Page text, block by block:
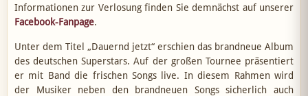
Informationen zur Verlosung finden Sie demnächst auf unserer
Facebook-Fanpage.
Unter dem Titel „Dauernd jetzt“ erschien das brandneue Album
des deutschen Superstars. Auf der großen Tournee präsentiert
er mit Band die frischen Songs live. In diesem Rahmen wird
der Musiker neben den brandneuen Songs sicherlich auch